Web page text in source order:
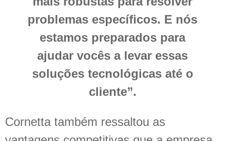
problemas específicos. E nós
estamos preparados para
ajudar vocês a levar essas
soluções tecnológicas até o
cliente”.
Cornetta também ressaltou as